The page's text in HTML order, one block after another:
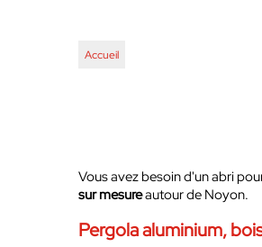
Accueil
Vous avez besoin d'un abri
sur mesureautour de Noyon.
Pergola aluminium,